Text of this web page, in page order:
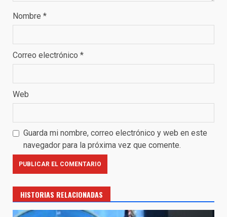
Nombre *
Correo electrónico *
Web
Guarda mi nombre, correo electrónico y web en este
navegador para la próxima vez que comente.
HISTORIAS RELACIONADAS